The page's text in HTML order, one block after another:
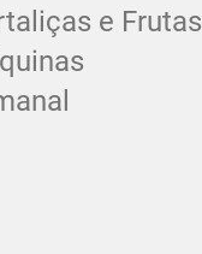
e Frutas